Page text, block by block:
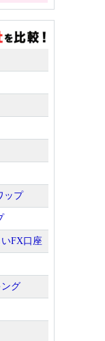
ップ
FX口座
グ